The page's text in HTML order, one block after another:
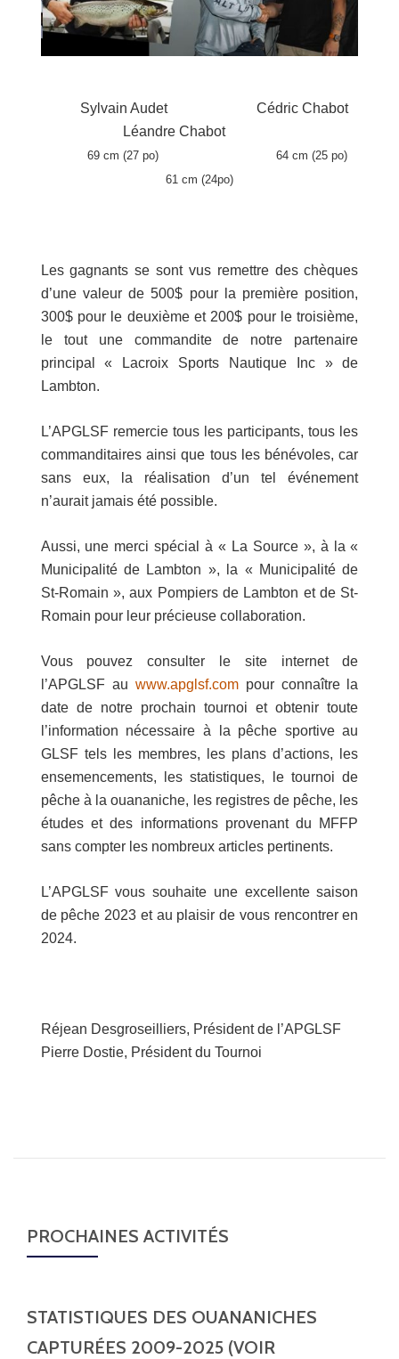
Sylvain Audet Cédric Chabot
Léandre Chabot
69 cm (27 po) 64 cm (25 po)
61 cm (24po)
Les gagnants se sont vus remettre des chèques
d’une valeur de 500$ pour la première position,
300$ pour le deuxième et 200$ pour le troisième,
le tout une commandite de notre partenaire
principal « Lacroix Sports Nautique Inc » de
Lambton.
L’APGLSF remercie tous les participants, tous les
commanditaires ainsi que tous les bénévoles, car
sans eux, la réalisation d’un tel événement
n’aurait jamais été possible.
Aussi, une merci spécial à « La Source », à la «
Municipalité de Lambton », la « Municipalité de
St-Romain », aux Pompiers de Lambton et de St-
Romain pour leur précieuse collaboration.
Vous pouvez consulter le site internet de
l’APGLSF au www.apglsf.compour connaître la
date de notre prochain tournoi et obtenir toute
l’information nécessaire à la pêche sportive au
GLSF tels les membres, les plans d’actions, les
ensemencements, les statistiques, le tournoi de
pêche à la ouananiche, les registres de pêche, les
études et des informations provenant du MFFP
sans compter les nombreux articles pertinents.
L’APGLSF vous souhaite une excellente saison
de pêche 2023 et au plaisir de vous rencontrer en
2024.
Réjean Desgroseilliers, Président de l’APGLSF
Pierre Dostie, Président du Tournoi
PROCHAINES ACTIVITÉS
STATISTIQUES DES OUANANICHES
CAPTURÉES 2009-2025 (VOIR